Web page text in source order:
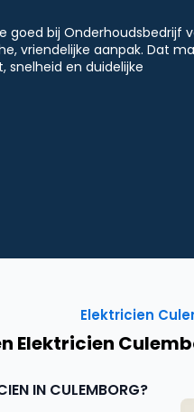
goed bij Onderhoudsbedrijf
vriendelijke aanpak. Dat
snelheid en duidelijke
Elektricien
Elektricien
IN CULEMBORG?